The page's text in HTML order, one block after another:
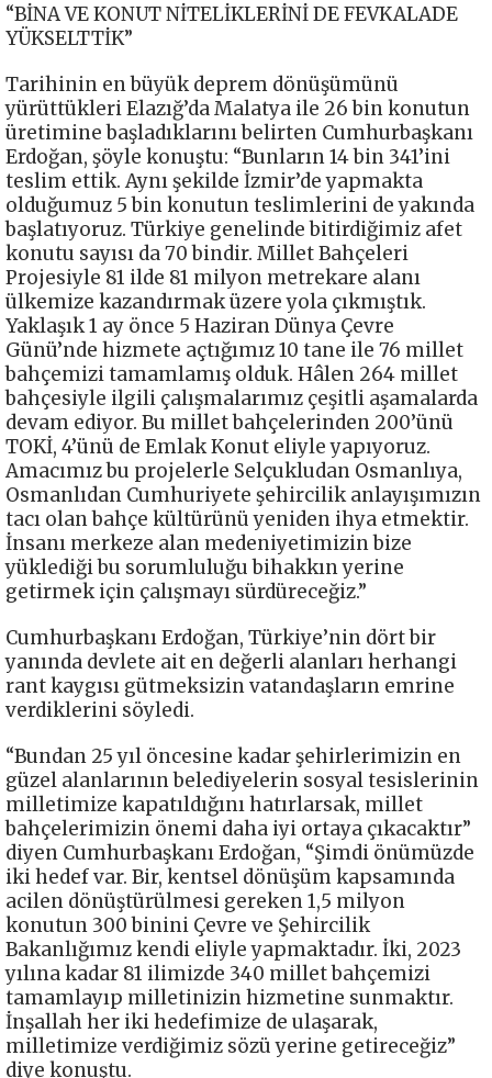
“BİNA VE KONUT NİTELİKLERİNİ DE FEVKALADE
YÜKSELTTİK”
Tarihinin en büyük deprem dönüşümünü
yürüttükleri Elazığ’da Malatya ile 26 bin konutun
üretimine başladıklarını belirten Cumhurbaşkanı
Erdoğan, şöyle konuştu: “Bunların 14 bin 341’ini
teslim ettik. Aynı şekilde İzmir’de yapmakta
olduğumuz 5 bin konutun teslimlerini de yakında
başlatıyoruz. Türkiye genelinde bitirdiğimiz afet
konutu sayısı da 70 bindir. Millet Bahçeleri
Projesiyle 81 ilde 81 milyon metrekare alanı
ülkemize kazandırmak üzere yola çıkmıştık.
Yaklaşık 1 ay önce 5 Haziran Dünya Çevre
Günü’nde hizmete açtığımız 10 tane ile 76 millet
bahçemizi tamamlamış olduk. Hâlen 264 millet
bahçesiyle ilgili çalışmalarımız çeşitli aşamalarda
devam ediyor. Bu millet bahçelerinden 200’ünü
TOKİ, 4’ünü de Emlak Konut eliyle yapıyoruz.
Amacımız bu projelerle Selçukludan Osmanlıya,
Osmanlıdan Cumhuriyete şehircilik anlayışımızın
tacı olan bahçe kültürünü yeniden ihya etmektir.
İnsanı merkeze alan medeniyetimizin bize
yüklediği bu sorumluluğu bihakkın yerine
getirmek için çalışmayı sürdüreceğiz.”
Cumhurbaşkanı Erdoğan, Türkiye’nin dört bir
yanında devlete ait en değerli alanları herhangi
rant kaygısı gütmeksizin vatandaşların emrine
verdiklerini söyledi.
“Bundan 25 yıl öncesine kadar şehirlerimizin en
güzel alanlarının belediyelerin sosyal tesislerinin
milletimize kapatıldığını hatırlarsak, millet
bahçelerimizin önemi daha iyi ortaya çıkacaktır”
diyen Cumhurbaşkanı Erdoğan, “Şimdi önümüzde
iki hedef var. Bir, kentsel dönüşüm kapsamında
acilen dönüştürülmesi gereken 1,5 milyon
konutun 300 binini Çevre ve Şehircilik
Bakanlığımız kendi eliyle yapmaktadır. İki, 2023
yılına kadar 81 ilimizde 340 millet bahçemizi
tamamlayıp milletinizin hizmetine sunmaktır.
İnşallah her iki hedefimize de ulaşarak,
milletimize verdiğimiz sözü yerine getireceğiz”
diye konuştu.